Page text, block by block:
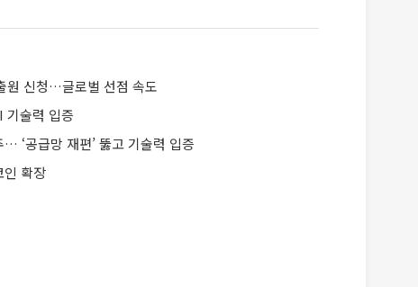
원 신청…글로벌 선점 속도
기술력 입증
‘공급망 재편’ 뚫고 기술력 입증
인 확장